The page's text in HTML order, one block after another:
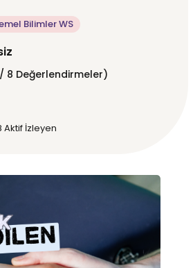
Bilimler WS
8 Değerlendirmeler)
Aktif İzleyen